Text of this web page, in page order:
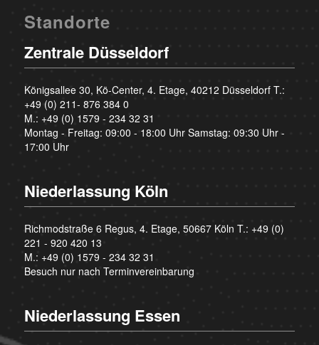
Standorte
Zentrale Düsseldorf
Königsallee 30, Kö-Center, 4. Etage, 40212 Düsseldorf T.:
+49 (0) 211- 876 384 0
M.: +49 (0) 1579 - 234 32 31
Montag - Freitag: 09:00 - 18:00 Uhr Samstag: 09:30 Uhr -
17:00 Uhr
Niederlassung Köln
Richmodstraße 6 Regus, 4. Etage, 50667 Köln T.: +49 (0)
221 - 920 420 13
M.: +49 (0) 1579 - 234 32 31
Besuch nur nach Terminvereinbarung
Niederlassung Essen